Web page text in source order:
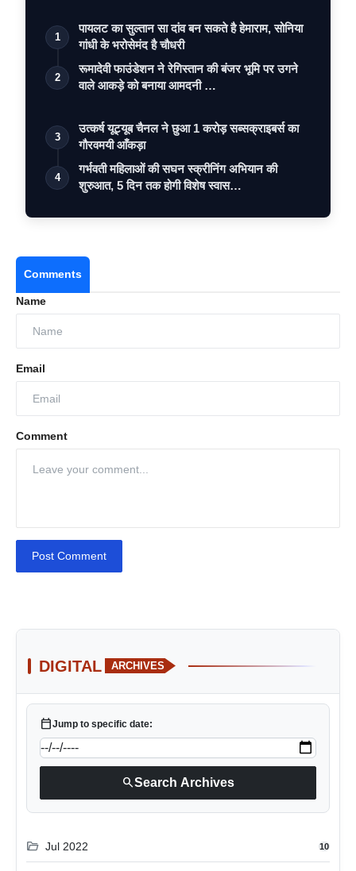
1
पायलट का सुल्तान सा दांव बन सकते है हेमाराम, सोनिया
गांधी के भरोसेमंद है चौधरी
2
रूमादेवी फाउंडेशन ने रेगिस्तान की बंजर भूमि पर उगने
वाले आकड़े को बनाया आमदनी …
3
उत्कर्ष यूट्यूब चैनल ने छुआ 1 करोड़ सब्सक्राइबर्स का
गौरवमयी आँकड़ा
4
गर्भवती महिलाओं की सघन स्क्रीनिंग अभियान की
शुरुआत, 5 दिन तक होगी विशेष स्वास…
Comments
Name
Email
Comment
Post Comment
DIGITAL ARCHIVES
calendar_todayJump to specific date:
searchSearch Archives
folder_open Jul 2022 10